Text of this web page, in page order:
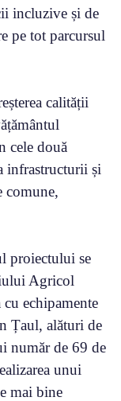
incluzive și de
pe tot parcursul
calității
cele două
infrastructurii și
comune,
proiectului se
Agricol
echipamente
Țaul, alături de
număr de 69 de
unui
mai bine